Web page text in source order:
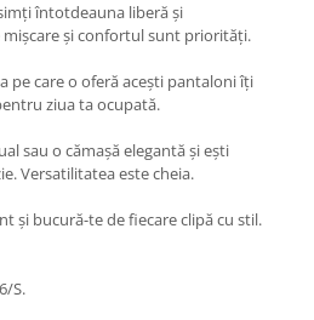
întotdeauna liberă și
și confortul sunt priorități.
pe care o oferă acești pantaloni îți
ziua ta ocupată.
sau o cămașă elegantă și ești
Versatilitatea este cheia.
și bucură-te de fiecare clipă cu stil.
S.